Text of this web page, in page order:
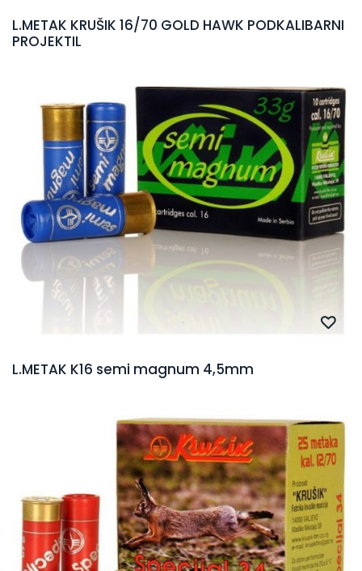
L.METAK KRUŠIK 16/70 GOLD HAWK PODKALIBARNI
PROJEKTIL
L.METAK K16 semi magnum 4,5mm